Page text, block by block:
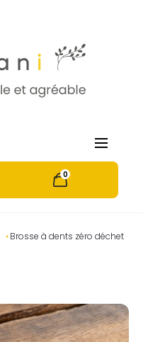
0
•Brosse à dents zéro déchet